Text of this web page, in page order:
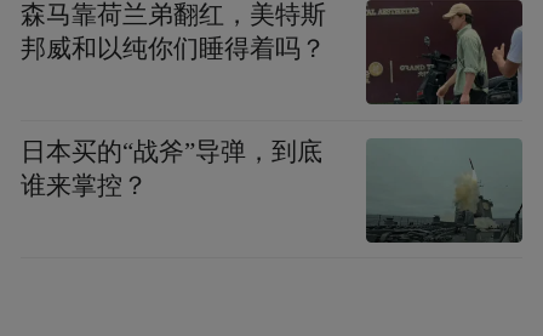
森马靠荷兰弟翻红，美特斯
邦威和以纯你们睡得着吗？
日本买的“战斧”导弹，到底
谁来掌控？